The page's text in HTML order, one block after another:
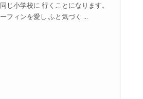
じ小学校に 行くことになります。
フィンを愛し ふと気づく ...